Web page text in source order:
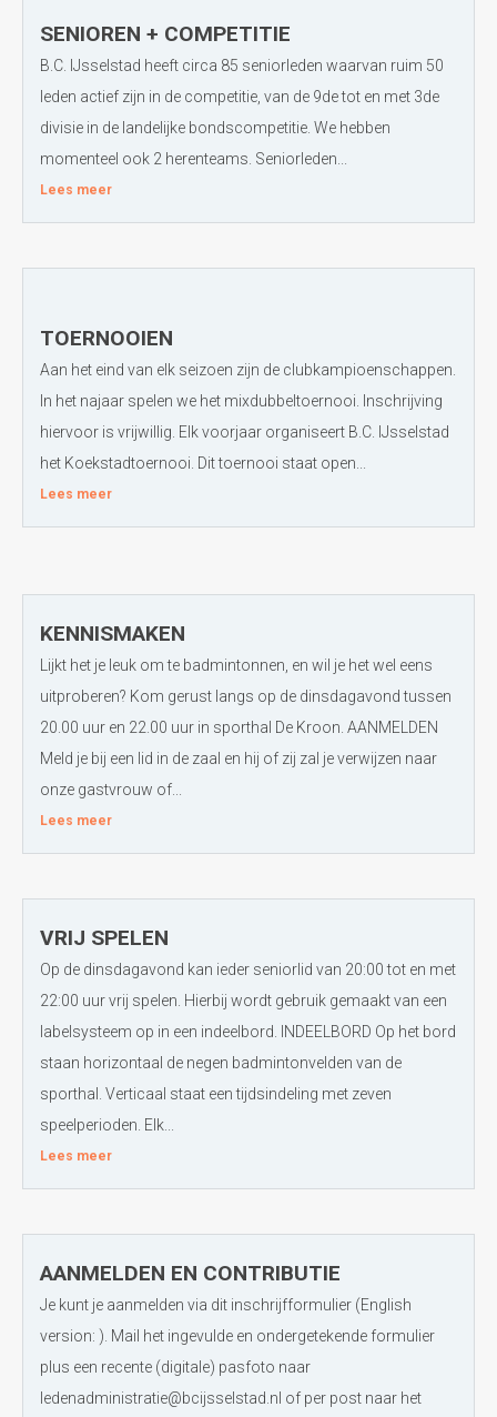
SENIOREN + COMPETITIE
B.C. IJsselstad heeft circa 85 seniorleden waarvan ruim 50
leden actief zijn in de competitie, van de 9de tot en met 3de
divisie in de landelijke bondscompetitie. We hebben
momenteel ook 2 herenteams. Seniorleden...
Lees meer
TOERNOOIEN
Aan het eind van elk seizoen zijn de clubkampioenschappen.
In het najaar spelen we het mixdubbeltoernooi. Inschrijving
hiervoor is vrijwillig. Elk voorjaar organiseert B.C. IJsselstad
het Koekstadtoernooi. Dit toernooi staat open...
Lees meer
KENNISMAKEN
Lijkt het je leuk om te badmintonnen, en wil je het wel eens
uitproberen? Kom gerust langs op de dinsdagavond tussen
20.00 uur en 22.00 uur in sporthal De Kroon. AANMELDEN
Meld je bij een lid in de zaal en hij of zij zal je verwijzen naar
onze gastvrouw of...
Lees meer
VRIJ SPELEN
Op de dinsdagavond kan ieder seniorlid van 20:00 tot en met
22:00 uur vrij spelen. Hierbij wordt gebruik gemaakt van een
labelsysteem op in een indeelbord. INDEELBORD Op het bord
staan horizontaal de negen badmintonvelden van de
sporthal. Verticaal staat een tijdsindeling met zeven
speelperioden. Elk...
Lees meer
AANMELDEN EN CONTRIBUTIE
Je kunt je aanmelden via dit inschrijfformulier (English
version: ). Mail het ingevulde en ondergetekende formulier
plus een recente (digitale) pasfoto naar
ledenadministratie@bcijsselstad.nl of per post naar het